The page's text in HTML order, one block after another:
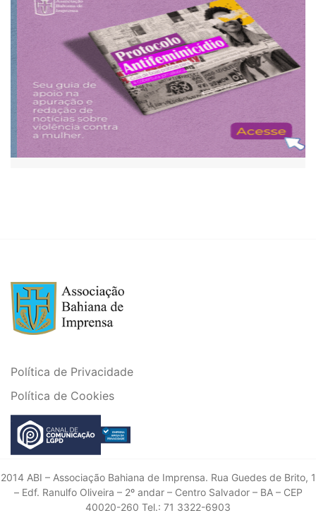
Política de Privacidade
Política de Cookies
2014 ABI – Associação Bahiana de Imprensa. Rua Guedes de Brito, 1
– Edf. Ranulfo Oliveira – 2º andar – Centro Salvador – BA – CEP
40020-260 Tel.: 71 3322-6903